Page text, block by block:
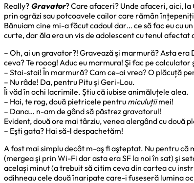
Really? Gravator? Care afaceri? Unde afaceri, aici,
prin ogrăzi sau potcoavele cailor care rămân
Bănuiam cine mi-a făcut cadoul dar… ce să fac eu cu
curte, dar ăla era un vis de adolescent cu tenul
– Oh, ai un gravator?! Gravează şi marmură? Asta
ceva? Te rooog! Aduc eu marmura! Şi fac pe
– Stai-stai! În marmură? Cam ce-ai vrea? O plăcuță
– Nu râde! Da, pentru Pitu şi Geri-Lou.
Îi văd în ochi lacrimile. Ştiu că iubise animăluțele alea.
– Hai, te rog, două pietricele pentru miculuțiimei!
– Dana… n-am de gând să păstrez gravatorul!
Evident, două ore mai târziu, venea alergând cu două
– Eşti gata? Hai să-l despachetăm!
A fost mai simplu decât m-aş fi aşteptat. Nu pentru
(mergea şi prin Wi-Fi dar asta era SF la noi în sat) şi
același minut (a trebuit să citim ceva din cartea cu
odihneau cele două înaripate care-i fuseseră lumina